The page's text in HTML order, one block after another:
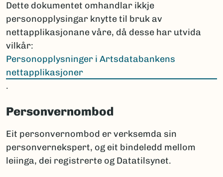
Dette dokumentet omhandlar ikkje
personopplysingar knytte til bruk av
nettapplikasjonane våre, då desse har utvida
vilkår:
Personopplysninger i Artsdatabankens
nettapplikasjoner
.
Personvernombod
Eit personvernombod er verksemda sin
personvernekspert, og eit bindeledd mellom
leiinga, dei registrerte og Datatilsynet.